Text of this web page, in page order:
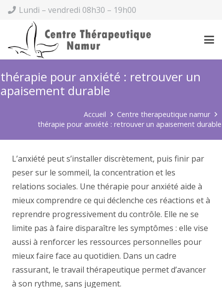
Lundi – vendredi 08h30 – 19h00
thérapie pour anxiété : retrouver un
apaisement durable
Accueil
Centre therapeutique namur
thérapie pour anxiété : retrouver un apaisement durable
L’anxiété peut s’installer discrètement, puis finir par
peser sur le sommeil, la concentration et les
relations sociales. Une thérapie pour anxiété aide à
mieux comprendre ce qui déclenche ces réactions et à
reprendre progressivement du contrôle. Elle ne se
limite pas à faire disparaître les symptômes : elle vise
aussi à renforcer les ressources personnelles pour
mieux faire face au quotidien. Dans un cadre
rassurant, le travail thérapeutique permet d’avancer
à son rythme, sans jugement.